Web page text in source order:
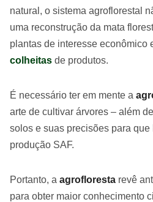
natural, o sistema agroflorestal
uma reconstrução da mata
plantas de interesse econômico
colheitas de produtos.
É necessário ter em mente a
arte de cultivar árvores – além
solos e suas precisões para que
produção SAF.
Portanto, a agrofloresta revê
para obter maior conhecimento